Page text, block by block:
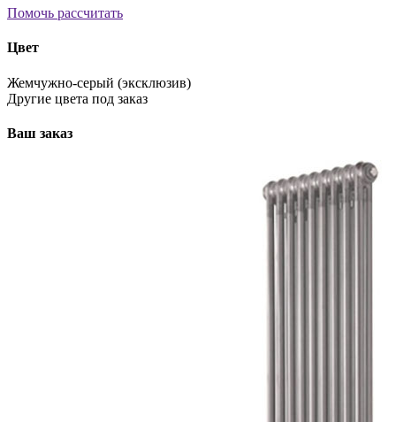
Помочь рассчитать
Цвет
Жемчужно-серый (эксклюзив)
Другие цвета под заказ
Ваш заказ